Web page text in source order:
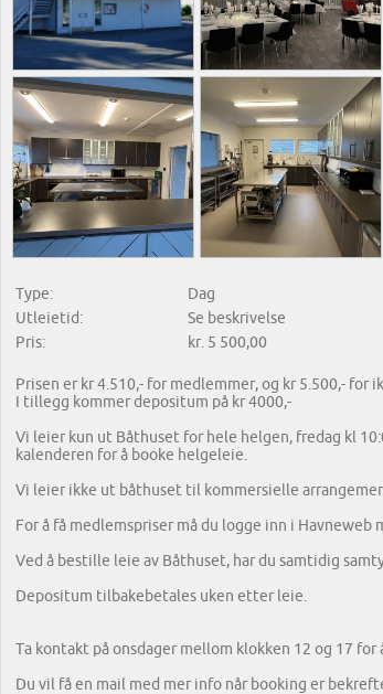
Type:
Dag
Utleietid:
Se beskrivelse
Pris:
kr. 5 500,00
Prisen er kr 4.510,- for medlemmer, og kr 5.500,- for
I tillegg kommer depositum på kr 4000,-
Vi leier kun ut Båthuset for hele helgen, fredag kl
kalenderen for å booke helgeleie.
Vi leier ikke ut båthuset til kommersielle
For å få medlemspriser må du logge inn i Havneweb
Ved å bestille leie av Båthuset, har du samtidig
Depositum tilbakebetales uken etter leie.
Ta kontakt på onsdager mellom klokken 12 og 17 for
Du vil få en mail med mer info når booking er